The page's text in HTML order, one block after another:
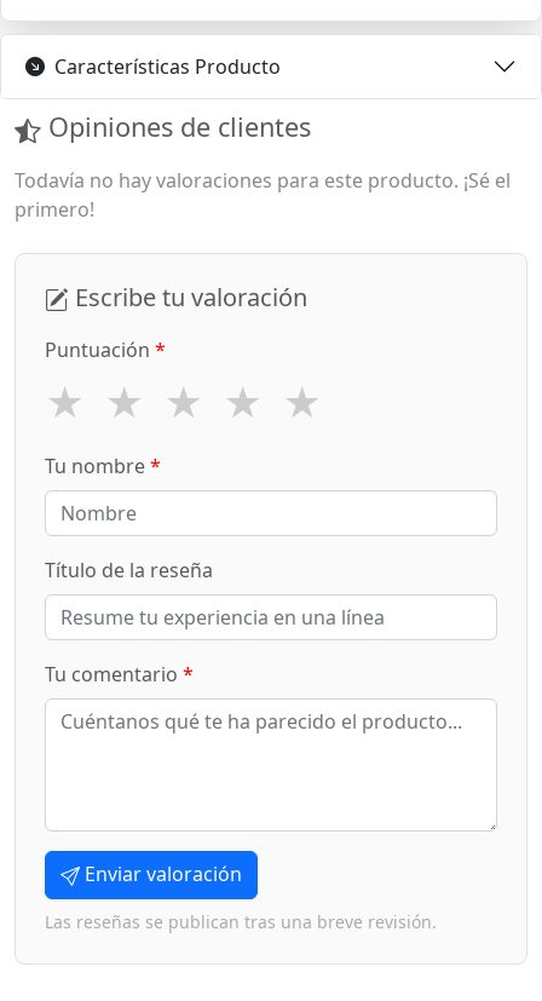
Características Producto
Opiniones de clientes
Todavía no hay valoraciones para este producto. ¡Sé el
primero!
Escribe tu valoración
Puntuación *
★ ★ ★ ★ ★
Tu nombre*
Título de la reseña
Tu comentario *
Enviar valoración
Las reseñas se publican tras una breve revisión.